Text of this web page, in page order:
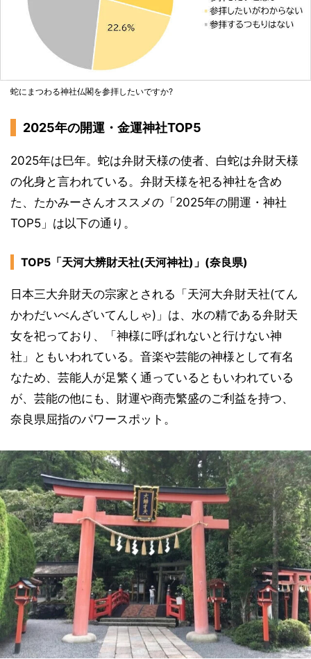
蛇にまつわる神社仏閣を参拝したいですか?
2025年の開運・金運神社TOP5
2025年は巳年。蛇は弁財天様の使者、白蛇は弁財天様
の化身と言われている。弁財天様を祀る神社を含め
た、たかみーさんオススメの「2025年の開運・神社
TOP5」は以下の通り。
TOP5「天河大辨財天社(天河神社)」(奈良県)
日本三大弁財天の宗家とされる「天河大弁財天社(てん
かわだいべんざいてんしゃ)」は、水の精である弁財天
女を祀っており、「神様に呼ばれないと行けない神
社」ともいわれている。音楽や芸能の神様として有名
なため、芸能人が足繁く通っているともいわれている
が、芸能の他にも、財運や商売繁盛のご利益を持つ、
奈良県屈指のパワースポット。